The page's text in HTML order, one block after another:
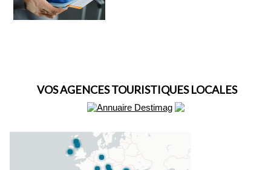
VOS AGENCES TOURISTIQUES LOCALES